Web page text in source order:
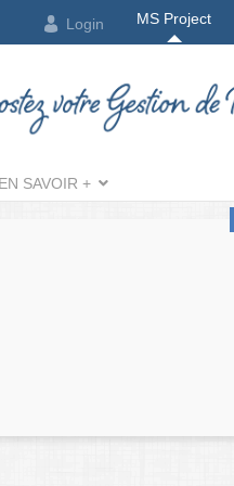
Login MS Project
SAVOIR +